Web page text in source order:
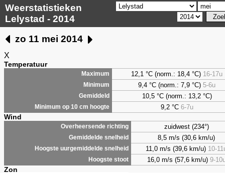
Weerstatistieken
Lelystad - 2014
zo 11 mei 2014
X
Temperatuur
Maximum 12,1 °C (norm.: 18,4 °C) 16-17u
Minimum 9,4 °C (norm.: 7,9 °C) 5-6u
Gemiddeld 10,5 °C (norm.: 13,2 °C)
Minimum op 10 cm hoogte 9,2°C 6-7u
Wind
Overheersende richting zuidwest (234°)
Gemiddelde snelheid 8,5 m/s (30,6 km/u)
Hoogste uurgemiddelde snelheid 11,0 m/s (39,6 km/u) 10-
Hoogste stoot 16,0 m/s (57,6 km/u) 9-
Zon